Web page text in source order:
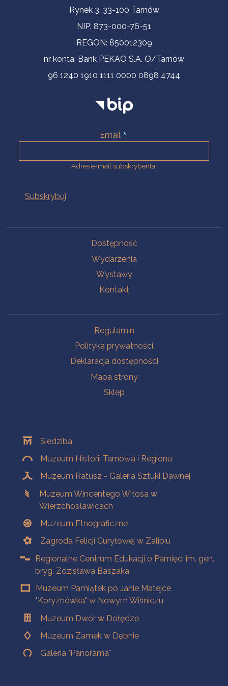
Informacje kontaktoweRynek 3, 33-100 Tarnów
NIP: 873-000-76-51
REGON: 850012309
nr konta: Bank PEKAO S.A. O/Tarnów
96 1240 1910 1111 0000 0898 4744
Email
Adres e-mail subskrybenta.
Dostępność
Wydarzenia
Wystawy
Kontakt
Regulamin
Polityka prywatności
Deklaracja dostępności
Mapa strony
Sklep
Siedziba
Muzeum Historii Tarnowa i Regionu
Muzeum Ratusz - Galeria Sztuki Dawnej
Muzeum Wincentego Witosa w
Wierzchosławicach
Muzeum Etnograficzne
Zagroda Felicji Curyłowej w Zalipiu
Regionalne Centrum Edukacji o Pamięci im. gen.
bryg. Zdzisława Baszaka
Muzeum Pamiątek po Janie Matejce
"Koryznówka" w Nowym Wiśniczu
Muzeum Dwór w Dołędze
Muzeum Zamek w Dębnie
Galeria "Panorama"